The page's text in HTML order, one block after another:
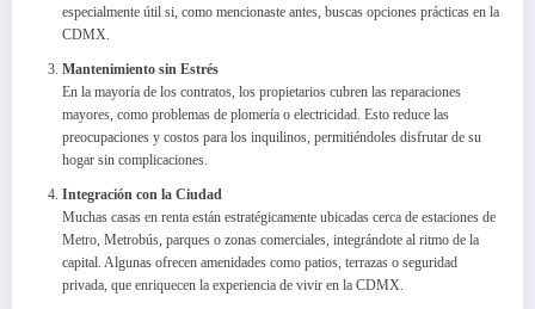
especialmente útil si, como mencionaste antes, buscas opciones prácticas en la
CDMX.
Mantenimiento sin Estrés
En la mayoría de los contratos, los propietarios cubren las reparaciones
mayores, como problemas de plomería o electricidad. Esto reduce las
preocupaciones y costos para los inquilinos, permitiéndoles disfrutar de su
hogar sin complicaciones.
Integración con la Ciudad
Muchas casas en renta están estratégicamente ubicadas cerca de estaciones de
Metro, Metrobús, parques o zonas comerciales, integrándote al ritmo de la
capital. Algunas ofrecen amenidades como patios, terrazas o seguridad
privada, que enriquecen la experiencia de vivir en la CDMX.